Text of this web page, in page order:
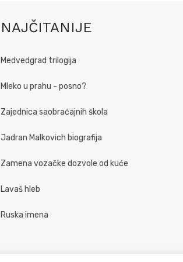
NAJČITANIJE
Medvedgrad trilogija
Mleko u prahu - posno?
Zajednica saobraćajnih škola
Jadran Malkovich biografija
Zamena vozačke dozvole od kuće
Lavaš hleb
Ruska imena